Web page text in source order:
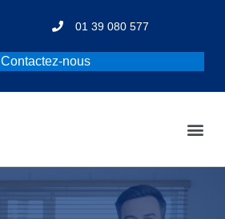
01 39 080 577
Contactez-nous